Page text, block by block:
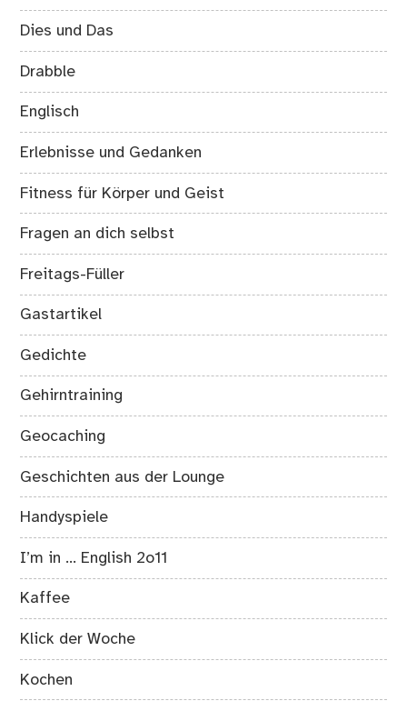
Dies und Das
Drabble
Englisch
Erlebnisse und Gedanken
Fitness für Körper und Geist
Fragen an dich selbst
Freitags-Füller
Gastartikel
Gedichte
Gehirntraining
Geocaching
Geschichten aus der Lounge
Handyspiele
I’m in … English 2o11
Kaffee
Klick der Woche
Kochen